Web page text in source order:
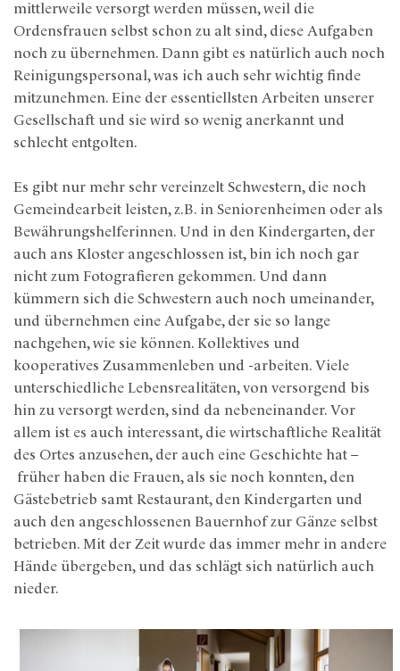
mittlerweile versorgt werden müssen, weil die
Ordensfrauen selbst schon zu alt sind, diese Aufgaben
noch zu übernehmen. Dann gibt es natürlich auch noch
Reinigungspersonal, was ich auch sehr wichtig finde
mitzunehmen. Eine der essentiellsten Arbeiten unserer
Gesellschaft und sie wird so wenig anerkannt und
schlecht entgolten.
Es gibt nur mehr sehr vereinzelt Schwestern, die noch
Gemeindearbeit leisten, z.B. in Seniorenheimen oder als
Bewährungshelferinnen. Und in den Kindergarten, der
auch ans Kloster angeschlossen ist, bin ich noch gar
nicht zum Fotografieren gekommen. Und dann
kümmern sich die Schwestern auch noch umeinander,
und übernehmen eine Aufgabe, der sie so lange
nachgehen, wie sie können. Kollektives und
kooperatives Zusammenleben und -arbeiten. Viele
unterschiedliche Lebensrealitäten, von versorgend bis
hin zu versorgt werden, sind da nebeneinander. Vor
allem ist es auch interessant, die wirtschaftliche Realität
des Ortes anzusehen, der auch eine Geschichte hat –
früher haben die Frauen, als sie noch konnten, den
Gästebetrieb samt Restaurant, den Kindergarten und
auch den angeschlossenen Bauernhof zur Gänze selbst
betrieben. Mit der Zeit wurde das immer mehr in andere
Hände übergeben, und das schlägt sich natürlich auch
nieder.